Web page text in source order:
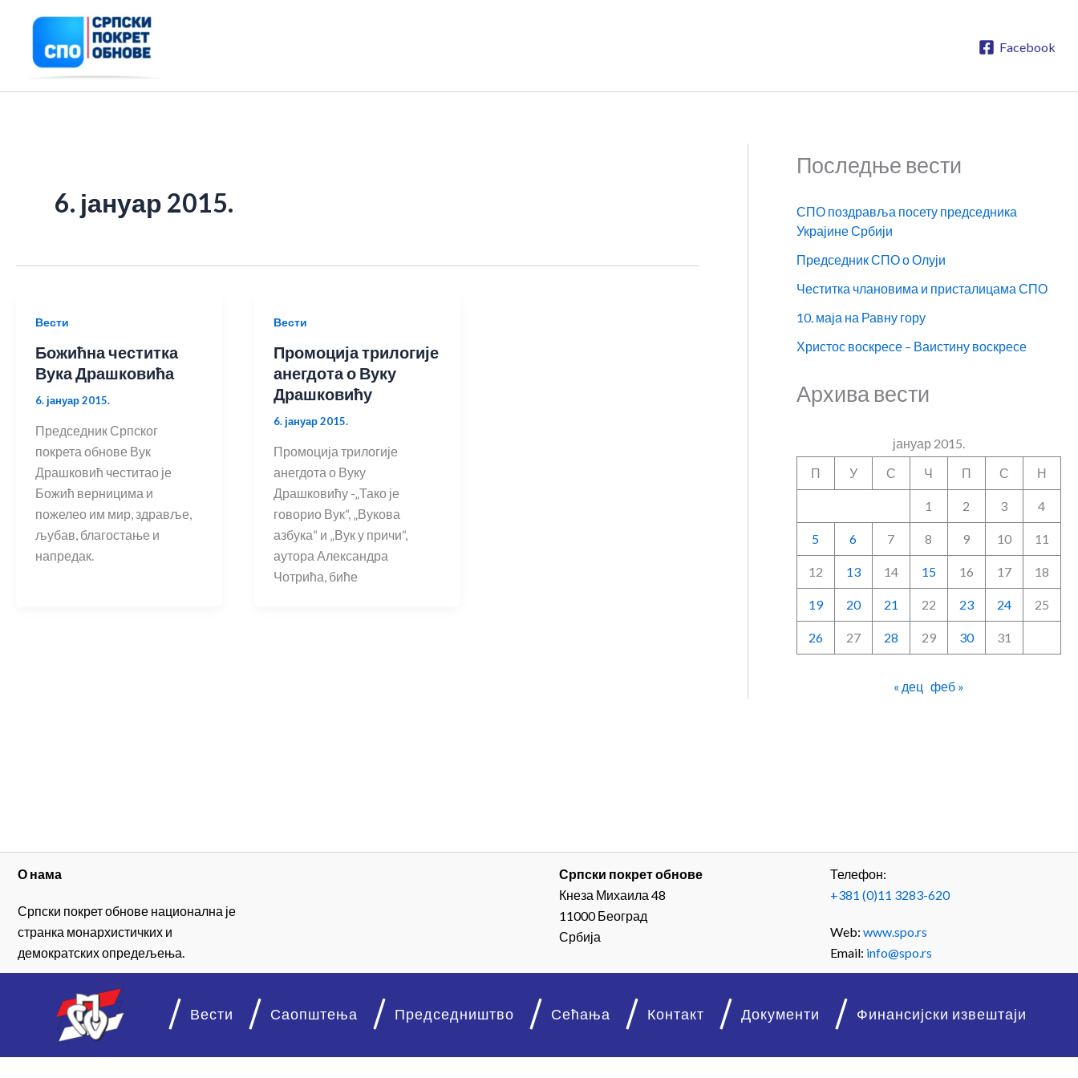
садржај
Facebook
Вести Саопштења Председништво Сећања Контакт Документи Финансијски извештаји
6. јануар 2015.
Вести
Божићна честитка
Вука Драшковића
6. јануар 2015.
Председник Српског
покрета обнове Вук
Драшковић честитао је
Божић верницима и
пожелео им мир, здравље,
љубав, благостање и
напредак.
Вести
Промоција трилогије
анегдота о Вуку
Драшковићу
6. јануар 2015.
Промоција трилогије
анегдота о Вуку
Драшковићу -„Тако је
говорио Вук“, „Вукова
азбука“ и „Вук у причи“,
аутора Александра
Чотрића, биће
Последње вести
СПО поздравља посету председника
Украјине Србији
Председник СПО о Олуји
Честитка члановима и присталицама СПО
10. маја на Равну гору
Христос воскресе – Ваистину воскресе
Архива вести
јануар 2015.
П
У С Ч П С Н
1 2 3 4
5 6 7 8 9 10 11
12 13 14 15 16 17 18
19 20 21 22 23 24 25
26 27 28 29 30 31
« дец феб »
О нама
Српски покрет обнове национална је
странка монархистичких и
демократских опредељења.
Српски покрет обнове
Кнеза Михаила 48
11000 Београд
Србија
Телефон:
+381 (0)11 3283-620
Web: www.spo.rs
Email: info@spo.rs
© 2026. Српски покрет обнове